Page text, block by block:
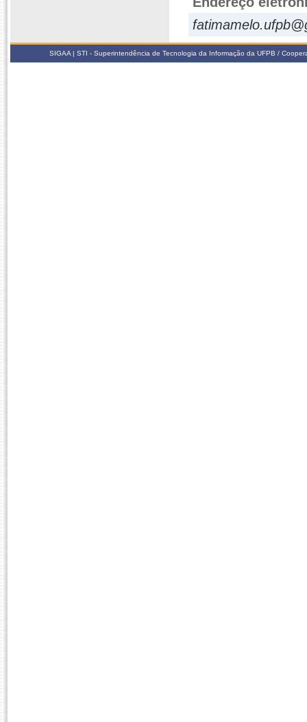
SIGAA | STI - Superintendência de Tecnologia da Informação da UFPB /